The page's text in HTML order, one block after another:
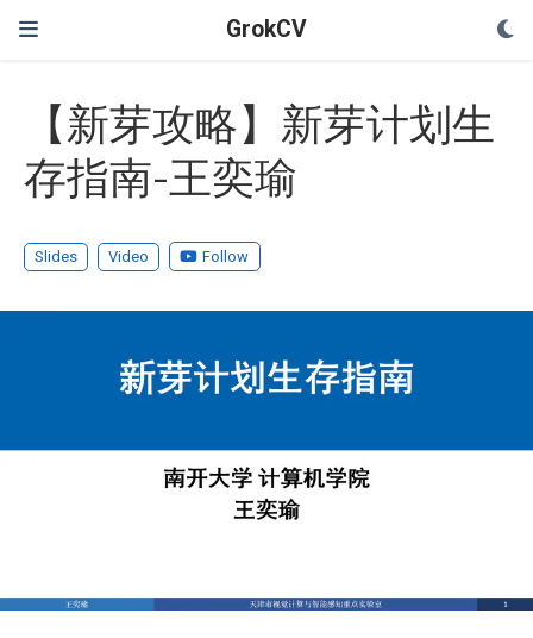
GrokCV
【新芽攻略】新芽计划生
存指南-王奕瑜
Slides Video Follow